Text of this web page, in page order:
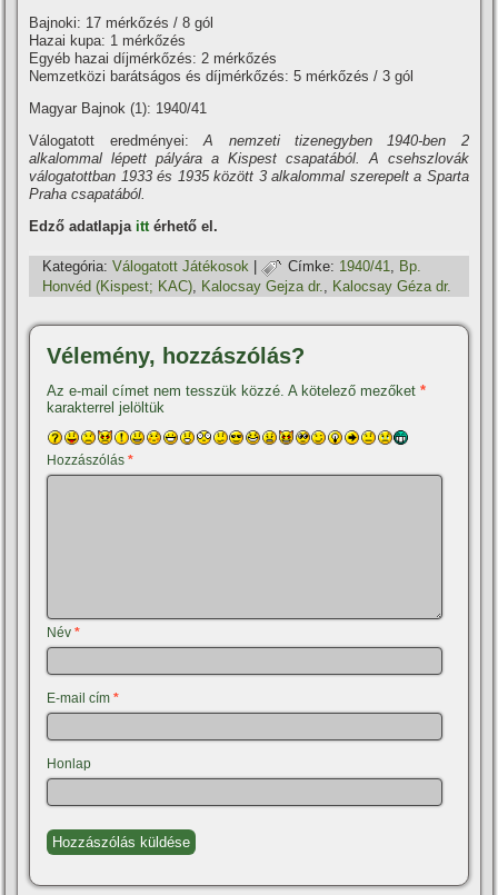
Bajnoki: 17 mérkőzés / 8 gól
Hazai kupa: 1 mérkőzés
Egyéb hazai dí­jmérkőzés: 2 mérkőzés
Nemzetközi barátságos és dí­jmérkőzés: 5 mérkőzés / 3 gól
Magyar Bajnok (1): 1940/41
Válogatott eredményei:A nemzeti tizenegyben 1940-ben 2
alkalommal lépett pályára a Kispest csapatából. A csehszlovák
válogatottban 1933 és 1935 között 3 alkalommal szerepelt a Sparta
Praha csapatából.
Edző adatlapja ittérhető el.
Kategória: Válogatott Játékosok | Címke: 1940/41, Bp.
Honvéd (Kispest; KAC), Kalocsay Gejza dr., Kalocsay Géza dr.
Vélemény, hozzászólás?
Az e-mail címet nem tesszük közzé. A kötelező mezőket*
karakterrel jelöltük
Hozzászólás*
Név*
E-mail cím*
Honlap